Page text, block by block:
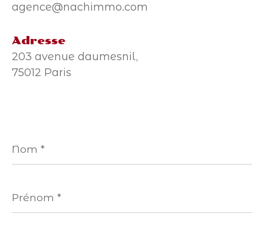
agence@nachimmo.com
Adresse
203 avenue daumesnil,
75012 Paris
*
*